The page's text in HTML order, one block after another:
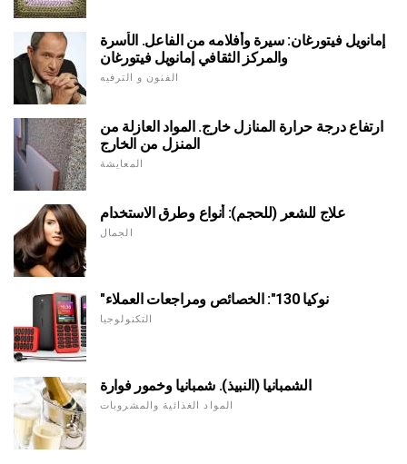
إمانويل فيتورغان: سيرة وأفلامه من الفاعل. الأسرة
والمركز الثقافي إمانويل فيتورغان
الفنون و الترفيه
ارتفاع درجة حرارة المنازل خارج. المواد العازلة من
المنزل من الخارج
المعايشة
علاج للشعر (للحجم): أنواع وطرق الاستخدام
الجمال
"نوكيا 130": الخصائص ومراجعات العملاء
التكنولوجيا
الشمبانيا (النبيذ). شمبانيا وخمور فوارة
المواد الغذائية والمشروبات